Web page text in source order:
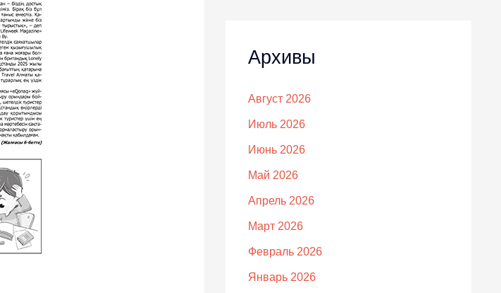
Архивы
Август 2026
Июль 2026
Июнь 2026
Май 2026
Апрель 2026
Март 2026
Февраль 2026
Январь 2026